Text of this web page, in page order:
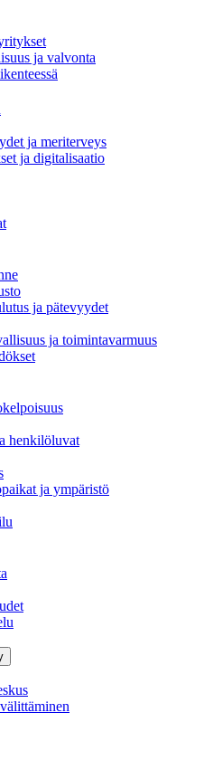
ja valvonta
ja meriterveys
ja digitalisaatio
ja pätevyydet
ja toimintavarmuus
henkilöluvat
ja ympäristö